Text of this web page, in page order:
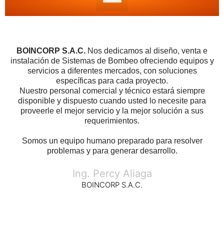
BOINCORP S.A.C. Nos dedicamos al diseño, venta e
instalación de Sistemas de Bombeo ofreciendo equipos y
servicios a diferentes mercados, con soluciones
específicas para cada proyecto.
Nuestro personal comercial y técnico estará siempre
disponible y dispuesto cuando usted lo necesite para
proveerle el mejor servicio y la mejor solución a sus
requerimientos.
Somos un equipo humano preparado para resolver
problemas y para generar desarrollo.
Ing. Percy Aliaga
BOINCORP S.A.C.